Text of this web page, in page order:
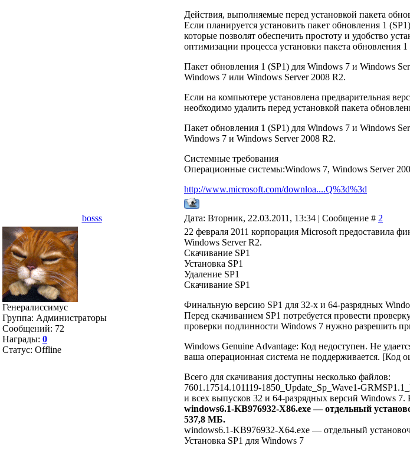
Действия, выполняемые перед установкой пакета
Если планируется установить пакет обновления 1
которые позволят обеспечить простоту и удобство
оптимизации процесса установки пакета обновления
Пакет обновления 1 (SP1) для Windows 7 и Windows
Windows 7 или Windows Server 2008 R2.
Если на компьютере установлена предварительная
необходимо удалить перед установкой пакета
Пакет обновления 1 (SP1) для Windows 7 и Windows
Windows 7 и Windows Server 2008 R2.
Системные требования
Операционные системы:Windows 7, Windows Server
http://www.microsoft.com/downloa....Q%3d%3d
bosss Дата: Вторник, 22.03.2011, 13:34 | Сообщение # 2
Генералиссимус
Группа: Администраторы
Сообщений: 72
Награды: 0
Статус: Offline
22 февраля 2011 корпорация Microsoft предоставила
Windows Server R2.
Скачивание SP1
Установка SP1
Удаление SP1
Скачивание SP1
Финальную версию SP1 для 32-х и 64-разрядных
Перед скачиванием SP1 потребуется провести
проверки подлинности Windows 7 нужно разрешить
Windows Genuine Advantage: Код недоступен. Не
ваша операционная система не поддерживается. [Код
Всего для скачивания доступны несколько файлов:
7601.17514.101119-1850_Update_Sp_Wave1-
и всех выпусков 32 и 64-разрядных версий Windows
windows6.1-KB976932-X86.exe — отдельный
537,8 МБ.
windows6.1-KB976932-X64.exe — отдельный
Установка SP1 для Windows 7